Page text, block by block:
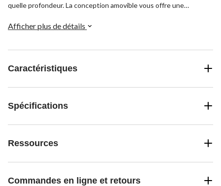
quelle profondeur. La conception amovible vous offre une
idéale et le contrôle du crochet sans sacrifier la force de la ligne.
Afficher plus de détails
Caractéristiques
Spécifications
Ressources
Commandes en ligne et retours